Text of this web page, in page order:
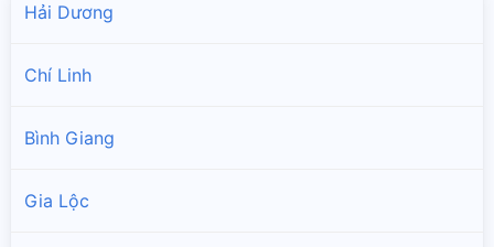
Hải Dương
Chí Linh
Bình Giang
Gia Lộc